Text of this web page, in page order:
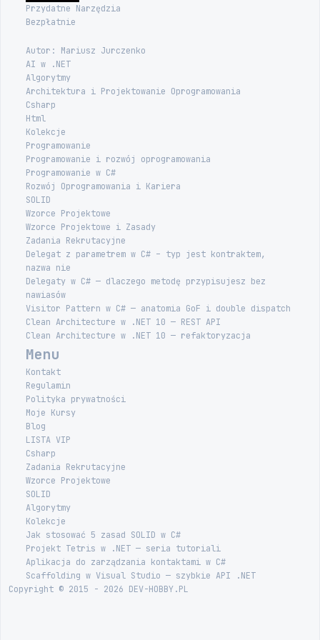
Przydatne Narzędzia
Bezpłatnie
Autor: Mariusz Jurczenko
AI w .NET
Algorytmy
Architektura i Projektowanie Oprogramowania
Csharp
Html
Kolekcje
Programowanie
Programowanie i rozwój oprogramowania
Programowanie w C#
Rozwój Oprogramowania i Kariera
SOLID
Wzorce Projektowe
Wzorce Projektowe i Zasady
Zadania Rekrutacyjne
Delegat z parametrem w C# – typ jest kontraktem,
nazwa nie
Delegaty w C# — dlaczego metodę przypisujesz bez
nawiasów
Visitor Pattern w C# — anatomia GoF i double dispatch
Clean Architecture w .NET 10 — REST API
Clean Architecture w .NET 10 — refaktoryzacja
Menu
Kontakt
Regulamin
Polityka prywatności
Moje Kursy
Blog
LISTA VIP
Csharp
Zadania Rekrutacyjne
Wzorce Projektowe
SOLID
Algorytmy
Kolekcje
Jak stosować 5 zasad SOLID w C#
Projekt Tetris w .NET — seria tutoriali
Aplikacja do zarządzania kontaktami w C#
Scaffolding w Visual Studio — szybkie API .NET
Copyright © 2015 - 2026 DEV-HOBBY.PL